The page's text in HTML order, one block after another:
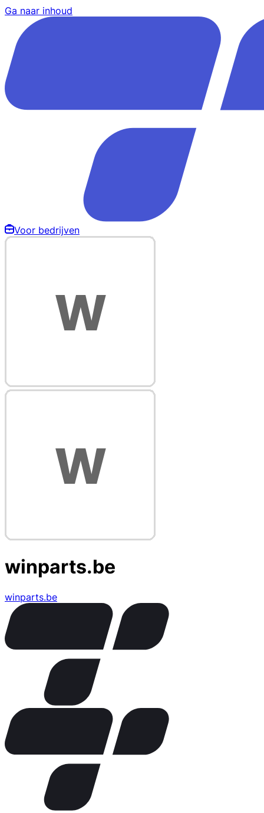
Ga naar inhoud
Voor bedrijven
winparts.be
winparts.be